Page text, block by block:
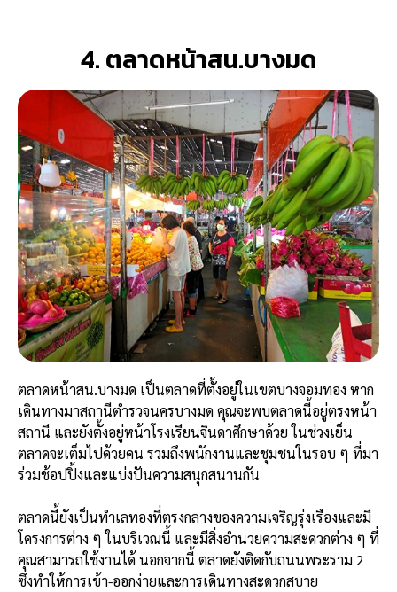
4. ตลาดหน้าสน.บางมด
ตลาดหน้าสน.บางมด เป็นตลาดที่ตั้งอยู่ในเขตบางจอมทอง หาก
เดินทางมาสถานีตำรวจนครบางมด คุณจะพบตลาดนี้อยู่ตรงหน้า
สถานี และยังตั้งอยู่หน้าโรงเรียนจินดาศึกษาด้วย ในช่วงเย็น
ตลาดจะเต็มไปด้วยคน รวมถึงพนักงานและชุมชนในรอบ ๆ ที่มา
ร่วมช้อปปิ้งและแบ่งปันความสนุกสนานกัน
ตลาดนี้ยังเป็นทำเลทองที่ตรงกลางของความเจริญรุ่งเรืองและมี
โครงการต่าง ๆ ในบริเวณนี้ และมีสิ่งอำนวยความสะดวกต่าง ๆ ที่
คุณสามารถใช้งานได้ นอกจากนี้ ตลาดยังติดกับถนนพระราม 2
ซึ่งทำให้การเข้า-ออกง่ายและการเดินทางสะดวกสบาย